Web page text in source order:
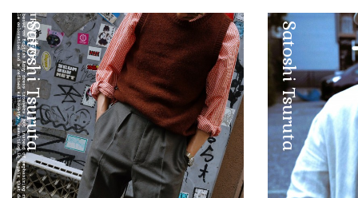
Satoshi Tsuruta Satoshi Tsuruta